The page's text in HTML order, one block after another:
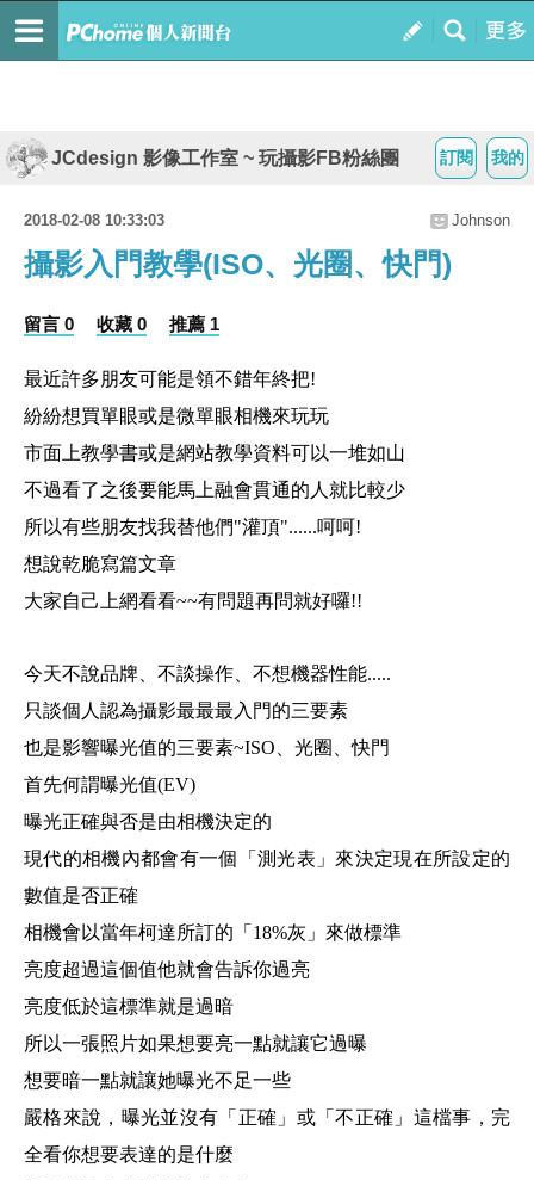
我的
訂閱
JCdesign 影像工作室 ~ 玩攝影FB粉絲團
2018-02-08 10:33:03 Johnson
攝影入門教學(ISO、光圈、快門)
留言 0 收藏 0 推薦 1
最近許多朋友可能是領不錯年終把!
紛紛想買單眼或是微單眼相機來玩玩
市面上教學書或是網站教學資料可以一堆如山
不過看了之後要能馬上融會貫通的人就比較少
所以有些朋友找我替他們"灌頂"......呵呵!
想說乾脆寫篇文章
大家自己上網看看~~有問題再問就好囉!!
今天不說品牌、不談操作、不想機器性能.....
只談個人認為攝影最最最入門的三要素
也是影響曝光值的三要素~ISO、光圈、快門
首先何謂曝光值(EV)
曝光正確與否是由相機決定的
現代的相機內都會有一個「測光表」來決定現在所設定的
數值是否正確
相機會以當年柯達所訂的「 18%灰」來做標準
亮度超過這個值他就會告訴你過亮
亮度低於這標準就是過暗
所以一張照片如果想要亮一點就讓它過曝
想要暗一點就讓她曝光不足一些
嚴格來說，曝光並沒有「正確」或「不正確」這檔事，完
全看你想要表達的是什麼